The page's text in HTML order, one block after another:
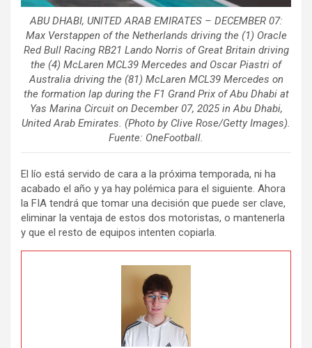
ABU DHABI, UNITED ARAB EMIRATES – DECEMBER 07:
Max Verstappen of the Netherlands driving the (1) Oracle
Red Bull Racing RB21 Lando Norris of Great Britain driving
the (4) McLaren MCL39 Mercedes and Oscar Piastri of
Australia driving the (81) McLaren MCL39 Mercedes on
the formation lap during the F1 Grand Prix of Abu Dhabi at
Yas Marina Circuit on December 07, 2025 in Abu Dhabi,
United Arab Emirates. (Photo by Clive Rose/Getty Images).
Fuente: OneFootball.
El lío está servido de cara a la próxima temporada, ni ha
acabado el año y ya hay polémica para el siguiente. Ahora
la FIA tendrá que tomar una decisión que puede ser clave,
eliminar la ventaja de estos dos motoristas, o mantenerla
y que el resto de equipos intenten copiarla.